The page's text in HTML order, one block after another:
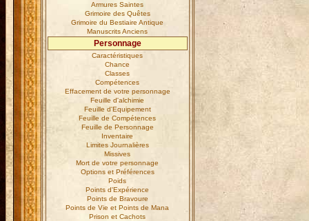
Armures Saintes
Grimoire des Quêtes
Grimoire du Bestiaire Antique
Manuscrits Anciens
Personnage
Caractéristiques
Chance
Classes
Compétences
Effacement de votre personnage
Feuille d'alchimie
Feuille d'Equipement
Feuille de Compétences
Feuille de Personnage
Inventaire
Limites Journalières
Missives
Mort de votre personnage
Options et Préférences
Poids
Points d'Expérience
Points de Bravoure
Points de Vie et Points de Mana
Prison et Cachots